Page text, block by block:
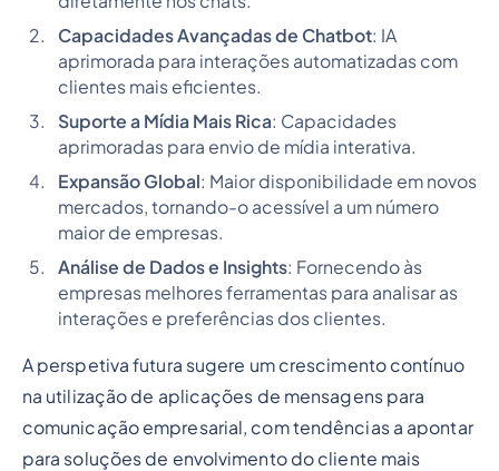
Capacidades Avançadas de Chatbot: IA
aprimorada para interações automatizadas com
clientes mais eficientes.
Suporte a Mídia Mais Rica: Capacidades
aprimoradas para envio de mídia interativa.
Expansão Global: Maior disponibilidade em novos
mercados, tornando-o acessível a um número
maior de empresas.
Análise de Dados e Insights: Fornecendo às
empresas melhores ferramentas para analisar as
interações e preferências dos clientes.
A perspetiva futura sugere um crescimento contínuo
na utilização de aplicações de mensagens para
comunicação empresarial, com tendências a apontar
para soluções de envolvimento do cliente mais